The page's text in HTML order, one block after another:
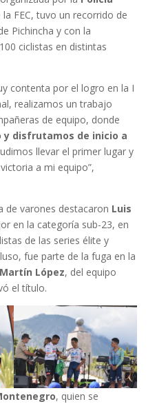
FEC, tuvo un recorrido de
Pichincha y con la
ciclistas en distintas
contenta por el logro en la I
realizamos un trabajo
de equipo, donde
y disfrutamos de inicio a
llevar el primer lugar y
a mi equipo”,
de varones destacaron Luis
en la categoría sub-23, en
de las series élite y
fue parte de la fuga en la
Martín López, del equipo
el título.
, quien se